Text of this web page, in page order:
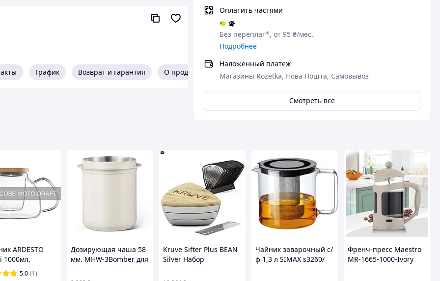
Оплатить частями
Без переплат*, от 95 ₴/мес.
Подробнее
Наложенный платеж
Магазины Rozetka, Нова Пошта, Самовывоз
Смотреть всё
простой в использовании. Изготовлен в
лист много раз. В то же время, чайный настой
роскошный Красный, нежный Зеленый, Белый
и далее чай следует разлить по пиалкам
позволяют наблюдать за процессом
Этот удивительный заварник (гунфу)
в нем чая, чем подарит множество
и термостойкого стекла с
чистого пищевого пластика, имеет
управляется кнопкой на крышке,
от чайной заварки.
График Возврат и гарантия О продавце
ARDESTO
1000мл,
скло,
прозорий
5.0 (1)
Дозирующая чаша 58
мм. MHW-3Bomber для
Kruve Sifter Plus BEAN
Silver Набор
сит для идеального
Чайник заварочный с/
ф 1,3 л SIMAX s3260/
Френч-пресс Maestro
MR-1665-1000-Ivory